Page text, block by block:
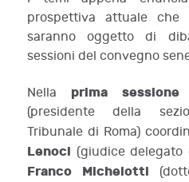
prospettiva attuale che
saranno oggetto di
sessioni del convegno
Nella prima sessione
(presidente della
Tribunale di Roma)
Lenoci (giudice
Franco Michelotti